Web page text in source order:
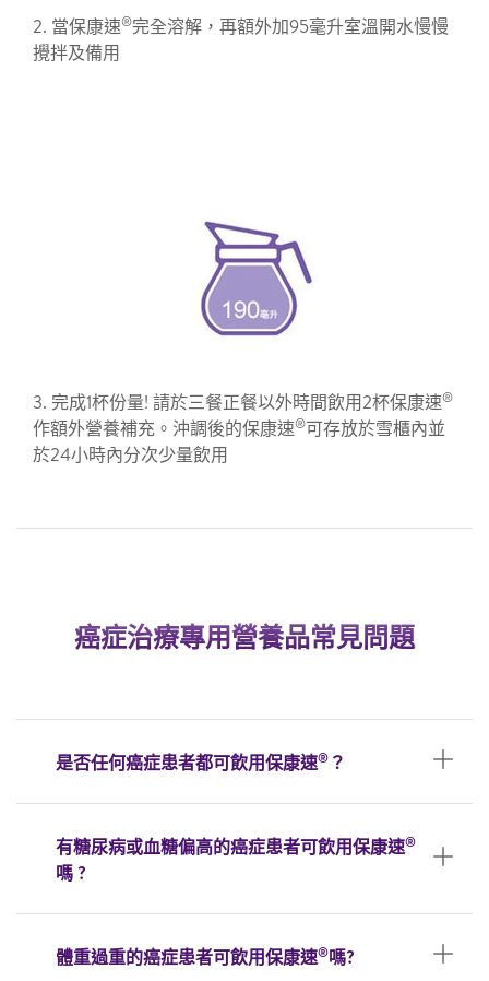
2. 當保康速®完全溶解，再額外加95毫升室溫開水慢慢
攪拌及備用
3. 完成1杯份量! 請於三餐正餐以外時間飲用2杯保康速®
作額外營養補充。沖調後的保康速®可存放於雪櫃內並
於24小時內分次少量飲用
癌症治療專用營養品常見問題
是否任何癌症患者都可飲用保康速® ？
有糖尿病或血糖偏高的癌症患者可飲用保康速®
嗎 ?
體重過重的癌症患者可飲用保康速®嗎?